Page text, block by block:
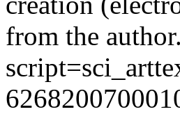
from the author.